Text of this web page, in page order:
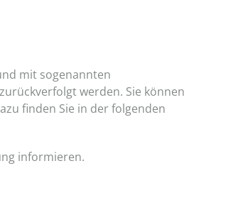
mit sogenannten
werden. Sie können
finden Sie in der folgenden
informieren.